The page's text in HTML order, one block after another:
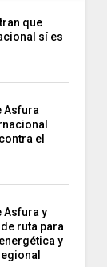
que
sí es
Asfura
el
Asfura y
ruta para
y